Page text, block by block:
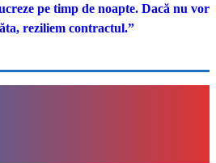
pe timp de noapte. Dacă nu vor
reziliem contractul.”